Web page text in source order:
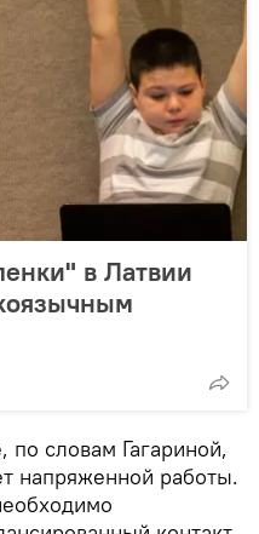
в Латвии
по словам Гагариной,
напряженной работы.